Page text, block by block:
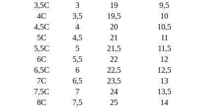
3,5C
3 19
9,5
4C
3,5 19,5
10
4,5C
4 20
10,5
5C
4,5 21
11
5,5C
5 21,5
11,5
6C
5,5 22
12
6,5C
6 22,5
12,5
7C
6,5 23,5
13
7,5C
7 24
13,5
8C
7,5 25
14